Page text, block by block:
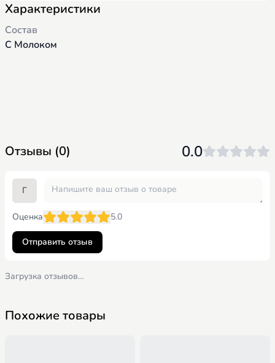
блюдом в рационе малыша.
Состав:
инулин, карбонат кальция, витаминно -минеральный
температуре не выше +25 С и относительной влажности
воздуха не более 75%.
Вес продукта:
Характеристики
Состав
С Молоком
Отзывы (0) 0.0
Г
Оценка 5.0
Отправить отзыв
Загрузка отзывов…
Похожие товары